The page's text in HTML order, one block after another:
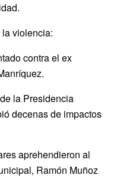
violencia:
contra el ex
la Presidencia
decenas de impactos
aprehendieron al
Ramón Muñoz